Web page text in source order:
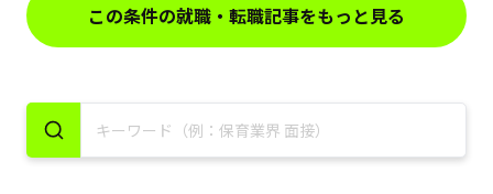
この条件の就職・転職記事をもっと見る